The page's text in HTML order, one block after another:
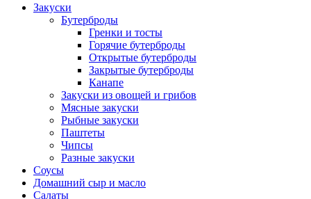
Закуски
Бутерброды
Гренки и тосты
Горячие бутерброды
Открытые бутерброды
Закрытые бутерброды
Канапе
Закуски из овощей и грибов
Мясные закуски
Рыбные закуски
Паштеты
Чипсы
Разные закуски
Соусы
Домашний сыр и масло
Салаты